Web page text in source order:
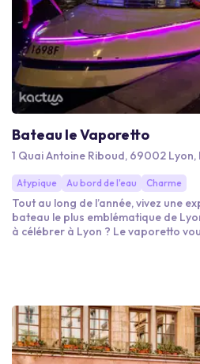
Bateau le Vaporetto
1 Quai Antoine Riboud, 69002 Lyon,
Atypique Au bord de l'eau Charme
Tout au long de l’année, vivez une
bateau le plus emblématique de Lyon. Vous avez un
à célébrer à Lyon ? Le vaporetto
de détente et de convivialité. Pour
professionnels, louez le Vaporetto
40 personnes.